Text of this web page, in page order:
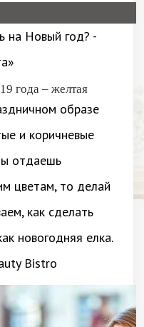
года – желтая
образе
и коричневые
отдаешь
цветам, то делай
как сделать
новогодняя елка.
Bistro